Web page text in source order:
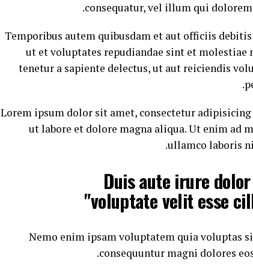
consequatur, vel illum qui
Temporibus autem quibusdam et aut officiis
ut et voluptates repudiandae sint et molestiae
tenetur a sapiente delectus, ut aut reiciendis
Lorem ipsum dolor sit amet, consectetur
ut labore et dolore magna aliqua. Ut enim ad
ullamco laboris
"Duis aute irure
voluptate velit esse
Nemo enim ipsam voluptatem quia voluptas
consequuntur magni dolores